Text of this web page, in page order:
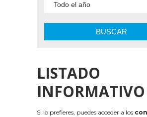
BUSCAR
LISTADO
INFORMATIVO
Si lo prefieres, puedes acceder a los